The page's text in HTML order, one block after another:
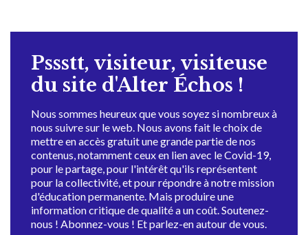
Pssstt, visiteur, visiteuse
du site d'Alter Échos !
Nous sommes heureux que vous soyez si nombreux à
nous suivre sur le web. Nous avons fait le choix de
mettre en accès gratuit une grande partie de nos
contenus, notamment ceux en lien avec le Covid-19,
pour le partage, pour l'intérêt qu'ils représentent
pour la collectivité, et pour répondre à notre mission
d'éducation permanente. Mais produire une
information critique de qualité a un coût. Soutenez-
nous ! Abonnez-vous ! Et parlez-en autour de vous.